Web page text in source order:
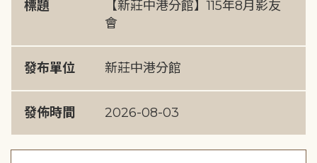
標題
【新莊中港分館】115年8月影友
會
發布單位 新莊中港分館
發佈時間 2026-08-03